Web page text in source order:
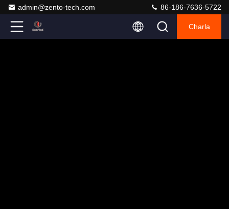
admin@zento-tech.com 86-186-7636-5722
Charla